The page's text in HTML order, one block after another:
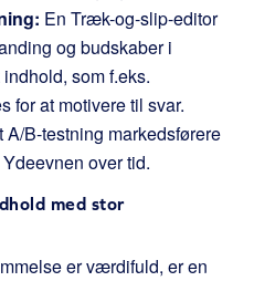
En Træk-og-slip-editor
og budskaber i
som f.eks.
for at motivere til svar.
B-testning markedsførere
over tid.
med stor
er værdifuld, er en